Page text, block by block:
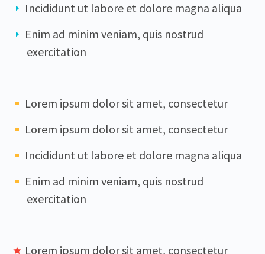
Incididunt ut labore et dolore magna aliqua
Enim ad minim veniam, quis nostrud
exercitation
Lorem ipsum dolor sit amet, consectetur
Lorem ipsum dolor sit amet, consectetur
Incididunt ut labore et dolore magna aliqua
Enim ad minim veniam, quis nostrud
exercitation
Lorem ipsum dolor sit amet, consectetur